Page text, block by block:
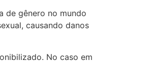
de gênero no mundo
causando danos
No caso em